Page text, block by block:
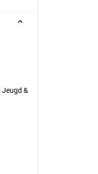
Jeugd &